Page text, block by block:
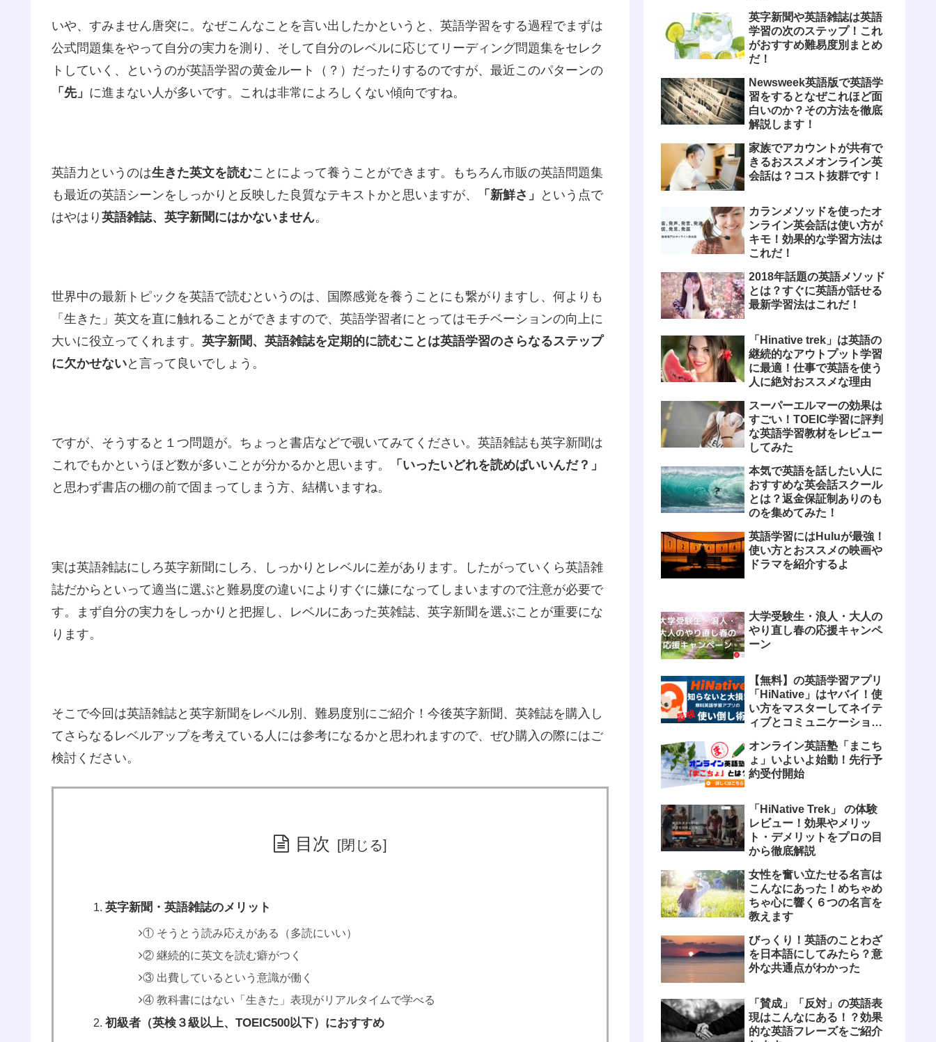
いや、すみません唐突に。なぜこんなことを言い出したかというと、英語学習をする過程でまずは
公式問題集をやって自分の実力を測り、そして自分のレベルに応じてリーディング問題集をセレク
トしていく、というのが英語学習の黄金ルート（？）だったりするのですが、最近このパターンの
「先」 に進まない人が多いです。これは非常によろしくない傾向ですね。
英語力というのは生きた英文を読むことによって養うことができます。もちろん市販の英語問題集
も最近の英語シーンをしっかりと反映した良質なテキストかと思いますが、
「新鮮さ」
という点で
はやはり 英語雑誌、英字新聞にはかないません。
世界中の最新トピックを英語で読むというのは、国際感覚を養うことにも繋がりますし、何よりも
「生きた」英文を直に触れることができますので、英語学習者にとってはモチベーションの向上に
大いに役立ってくれます。 英字新聞、英語雑誌を定期的に読むことは英語学習のさらなるステップ
に欠かせないと言って良いでしょう。
ですが、そうすると１つ問題が。ちょっと書店などで覗いてみてください。英語雑誌も英字新聞は
これでもかというほど数が多いことが分かるかと思います。
「いったいどれを読めばいいんだ？」
と思わず書店の棚の前で固まってしまう方、結構いますね。
実は英語雑誌にしろ英字新聞にしろ、しっかりとレベルに差があります。したがっていくら英語雑
誌だからといって適当に選ぶと難易度の違いによりすぐに嫌になってしまいますので注意が必要で
す。まず自分の実力をしっかりと把握し、レベルにあった英雑誌、英字新聞を選ぶことが重要にな
ります。
そこで今回は英語雑誌と英字新聞をレベル別、難易度別にご紹介！今後英字新聞、英雑誌を購入し
てさらなるレベルアップを考えている人には参考になるかと思われますので、ぜひ購入の際にはご
検討ください。
目次
英字新聞・英語雑誌のメリット
① そうとう読み応えがある（多読にいい）
② 継続的に英文を読む癖がつく
③ 出費しているという意識が働く
④ 教科書にはない「生きた」表現がリアルタイムで学べる
初級者（英検３級以上、TOEIC500以下）におすすめ
英字新聞や英語雑誌は英語
学習の次のステップ！これ
がおすすめ難易度別まとめ
だ！
Newsweek英語版で英語学
習をするとなぜこれほど面
白いのか？その方法を徹底
解説します！
家族でアカウントが共有で
きるおススメオンライン英
会話は？コスト抜群です！
カランメソッドを使ったオ
ンライン英会話は使い方が
キモ！効果的な学習方法は
これだ！
2018年話題の英語メソッド
とは？すぐに英語が話せる
最新学習法はこれだ！
「Hinative trek」は英語の
継続的なアウトプット学習
に最適！仕事で英語を使う
人に絶対おススメな理由
スーパーエルマーの効果は
すごい！TOEIC学習に評判
な英語学習教材をレビュー
してみた
本気で英語を話したい人に
おすすめな英会話スクール
とは？返金保証制ありのも
のを集めてみた！
英語学習にはHuluが最強！
使い方とおススメの映画や
ドラマを紹介するよ
大学受験生・浪人・大人の
やり直し春の応援キャンペ
ーン
【無料】の英語学習アプリ
「HiNative」はヤバイ！使
い方をマスターしてネイテ
ィブとコミュニケーション
オンライン英語塾「まこち
ょ」いよいよ始動！先行予
約受付開始
「HiNative Trek」 の体験
レビュー！効果やメリッ
ト・デメリットをプロの目
から徹底解説
女性を奮い立たせる名言は
こんなにあった！めちゃめ
ちゃ心に響く６つの名言を
教えます
びっくり！英語のことわざ
を日本語にしてみたら？意
外な共通点がわかった
「賛成」「反対」の英語表
現はこんなにある！？効果
的な英語フレーズをご紹介